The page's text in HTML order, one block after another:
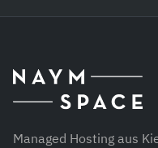
Managed Hosting aus